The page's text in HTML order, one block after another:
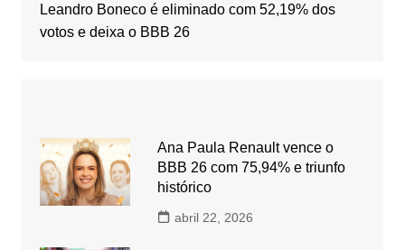
Leandro Boneco é eliminado com 52,19% dos
votos e deixa o BBB 26
Ana Paula Renault vence o
BBB 26 com 75,94% e triunfo
histórico
abril 22, 2026